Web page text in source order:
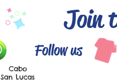
Join
Follow us
Cabo
San Lucas